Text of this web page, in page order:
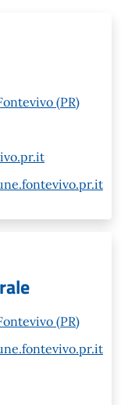
(PR)
(PR)